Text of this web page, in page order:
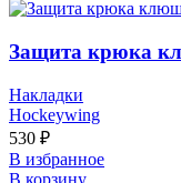
Защита крюка
Накладки
Hockeywing
530 ₽
В избранное
В корзину